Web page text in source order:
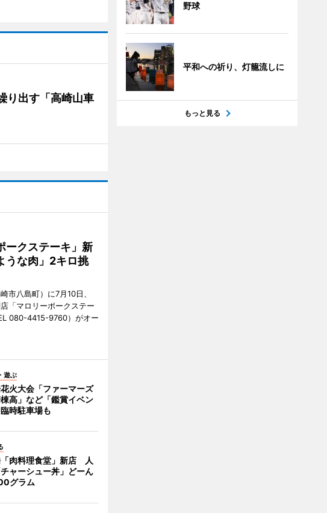
り出す「高崎山車
ークステーキ」新
な肉」2キロ挑
市八島町）に7月10日、
「マロリーポークステー
080-4415-9760）がオー
遊ぶ
火大会「ファーマーズ
高」など「鑑賞イベン
臨時駐車場も
肉料理食堂」新店 人
ャーシュー丼」どーん
グラム
野球
平和への祈り、灯籠流しに
もっと見る